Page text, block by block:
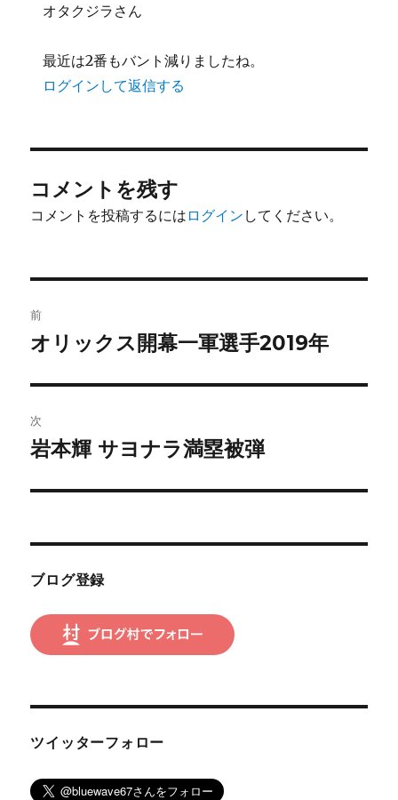
オタクジラさん
最近は2番もバント減りましたね。
ログインして返信する
コメントを残す
コメントを投稿するには ログイン してください。
稿
ビ
ゲ
ー
前
前
投
稿:
オリックス開幕一軍選手2019年
次
次
投
岩本輝 サヨナラ満塁被弾
ブログ登録
ツイッターフォロー